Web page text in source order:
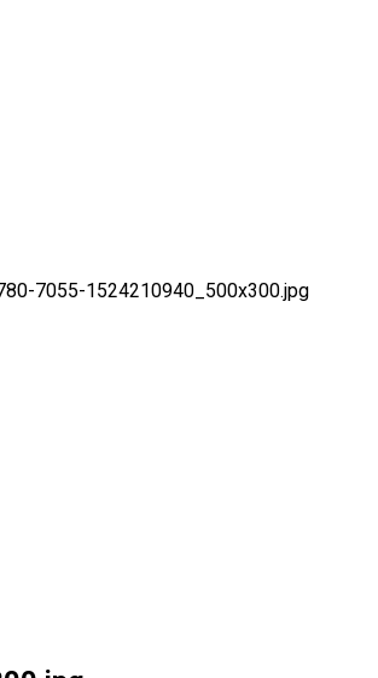
7055-1524210940_500x300.jpg